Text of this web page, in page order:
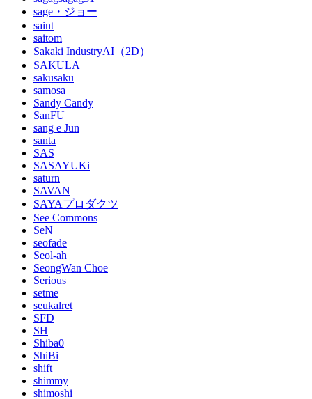
sage・ジョー
saint
saitom
Sakaki IndustryAI（2D）
SAKULA
sakusaku
samosa
Sandy Candy
SanFU
sang e Jun
santa
SAS
SASAYUKi
saturn
SAVAN
SAYAプロダクツ
See Commons
SeN
seofade
Seol-ah
SeongWan Choe
Serious
setme
seukalret
SFD
SH
Shiba0
ShiBi
shift
shimmy
shimoshi